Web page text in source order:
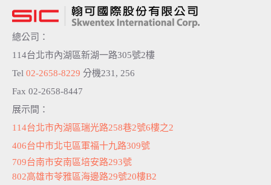
總公司：
114台北市內湖區新湖一路305號2樓
Tel 02-2658-8229 分機231, 256
Fax 02-2658-8447
展示間：
114台北市內湖區瑞光路258巷2號6樓之2
406台中市北屯區軍福十九路309號
709台南市安南區培安路293號
802高雄市苓雅區海邊路29號20樓B2